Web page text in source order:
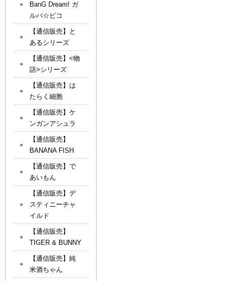
BanG Dream! ガ
ルパ☆ピコ
【通信販売】と
あるシリーズ
【通信販売】<物
語>シリーズ
【通信販売】は
たらく細胞
【通信販売】ケ
ンガンアシュラ
【通信販売】
BANANA FISH
【通信販売】で
あいもん
【通信販売】デ
スティニーチャ
イルド
【通信販売】
TIGER & BUNNY
【通信販売】純
米酒ちゃん